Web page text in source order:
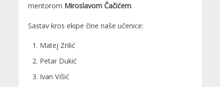
mentorom Miroslavom Čačićem.
Sastav kros ekipe čine naše učenice:
Matej Zrilić
Petar Dukić
Ivan Višić